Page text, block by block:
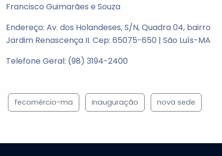
Francisco Guimarães e Souza
Endereço: Av. dos Holandeses, S/N, Quadra 04, bairro
Jardim Renascença II. Cep: 65075-650 | São Luís-MA
Telefone Geral: (98) 3194-2400
fecomércio-ma inauguração nova sede